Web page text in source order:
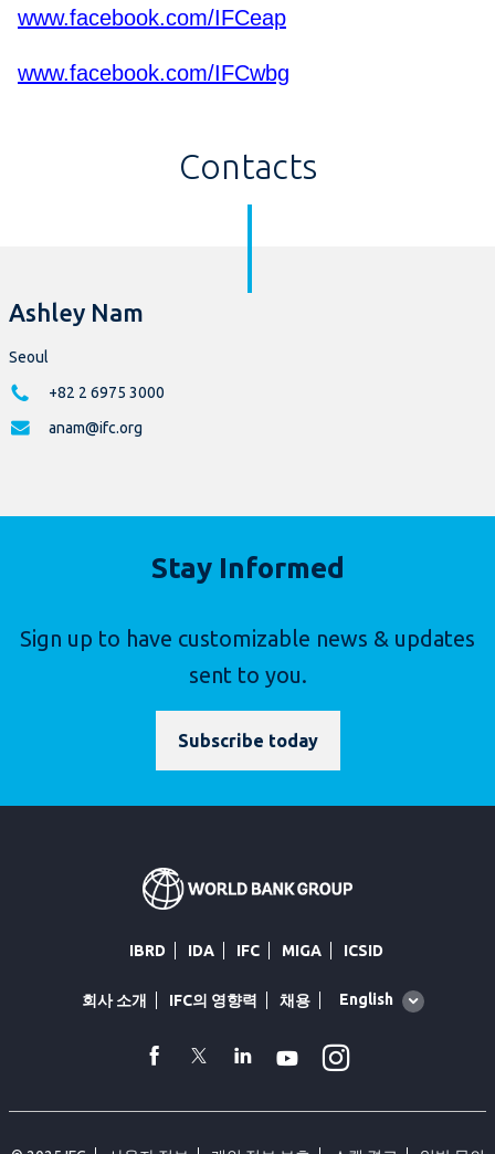
www.facebook.com/IFCeap
www.facebook.com/IFCwbg
Contacts
Ashley Nam
Seoul
+82 2 6975 3000
anam@ifc.org
Stay Informed
Sign up to have customizable news & updates
sent to you.
Subscribe today
IBRD IDA IFC MIGA ICSID
회사 소개 IFC의 영향력 채용
Global
English
facebook
TwitterLinkedin
Youtube